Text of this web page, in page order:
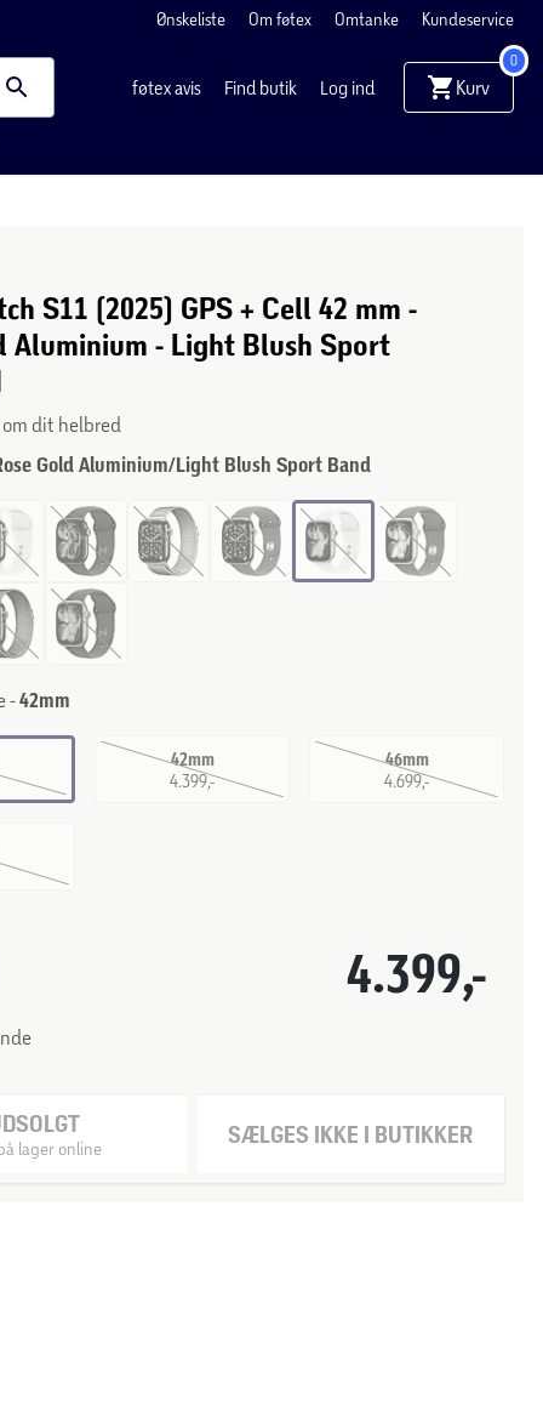
Ønskeliste Om føtex Omtanke Kundeservice
føtex avis Find butik Log ind Kurv
0
S11 (2025) GPS + Cell 42 mm -
Aluminium - Light Blush Sport
dit helbred
Gold Aluminium/Light Blush Sport Band
-42mm
42mm
4.399,-
46mm
4.699,-
4.399,-
lager online SÆLGES IKKE I BUTIKKER